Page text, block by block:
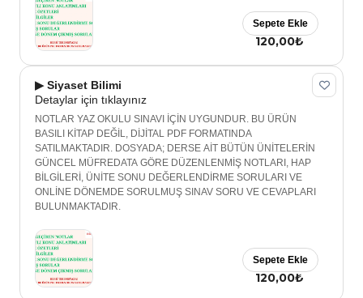
120,00₺
Sepete Ekle
▶ Siyaset Bilimi
Detaylar için tıklayınız
NOTLAR YAZ OKULU SINAVI İÇİN UYGUNDUR. BU ÜRÜN
BASILI KİTAP DEĞİL, DİJİTAL PDF FORMATINDA
SATILMAKTADIR. DOSYADA; DERSE AİT BÜTÜN ÜNİTELERİN
GÜNCEL MÜFREDATA GÖRE DÜZENLENMİŞ NOTLARI, HAP
BİLGİLERİ, ÜNİTE SONU DEĞERLENDİRME SORULARI VE
ONLİNE DÖNEMDE SORULMUŞ SINAV SORU VE CEVAPLARI
BULUNMAKTADIR.
120,00₺
Sepete Ekle